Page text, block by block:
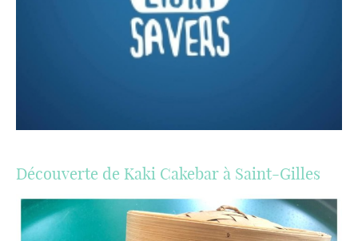
Découverte de Kaki Cakebar à Saint-Gilles